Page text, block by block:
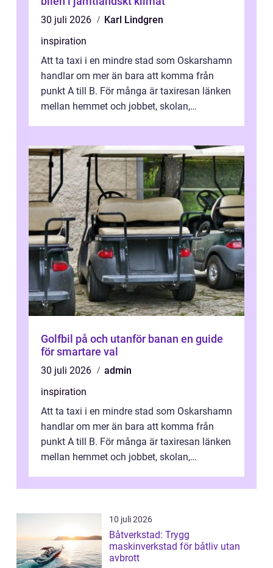
30 juli 2026
Karl Lindgren
inspiration
Att ta taxi i en mindre stad som Oskarshamn
handlar om mer än bara att komma från
punkt A till B. För många är taxiresan länken
mellan hemmet och jobbet, skolan,
Golfbil på och utanför banan en guide
för smartare val
30 juli 2026
admin
inspiration
Att ta taxi i en mindre stad som Oskarshamn
handlar om mer än bara att komma från
punkt A till B. För många är taxiresan länken
mellan hemmet och jobbet, skolan,
10 juli 2026
Båtverkstad: Trygg
maskinverkstad för båtliv utan
avbrott